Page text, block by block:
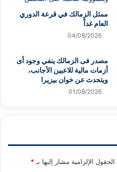
ممثل الزمالك في قرعة الدوري
العام غداً
04/08/2026
مصدر فى الزمالك ينفي وجود أى
أزمات مالية للاعبين الأجانب،
ويتحدث عن خوان بيزيرا
01/08/2026
الحقول الإلزامية مشار إليها بـ *